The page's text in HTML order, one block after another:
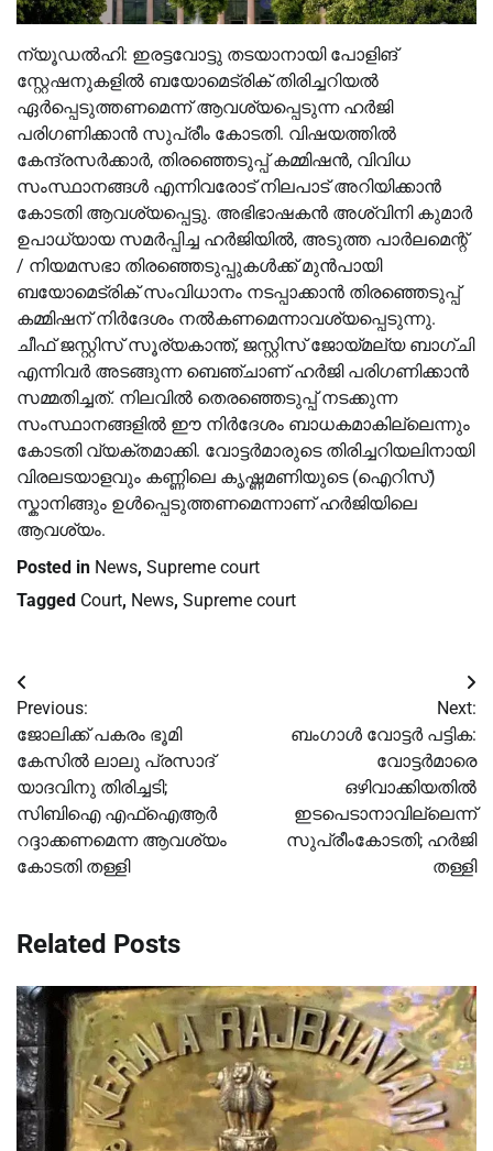
ന്യൂഡൽഹി: ഇരട്ടവോട്ടു തടയാനായി പോളിങ്
സ്റ്റേഷനുകളിൽ ബയോമെട്രിക് തിരിച്ചറിയൽ
ഏർപ്പെടുത്തണമെന്ന് ആവശ്യപ്പെടുന്ന ഹർജി
പരിഗണിക്കാൻ സുപ്രീം കോടതി. വിഷയത്തിൽ
കേന്ദ്രസർക്കാർ, തിരഞ്ഞെടുപ്പ് കമ്മിഷൻ, വിവിധ
സംസ്ഥാനങ്ങൾ എന്നിവരോട് നിലപാട് അറിയിക്കാൻ
കോടതി ആവശ്യപ്പെട്ടു. അഭിഭാഷകൻ അശ്വിനി കുമാർ
ഉപാധ്യായ സമർപ്പിച്ച ഹർജിയിൽ, അടുത്ത പാർലമെന്റ്
/ നിയമസഭാ തിരഞ്ഞെടുപ്പുകൾക്ക് മുൻപായി
ബയോമെട്രിക് സംവിധാനം നടപ്പാക്കാൻ തിരഞ്ഞെടുപ്പ്
കമ്മിഷന് നിർദേശം നൽകണമെന്നാവശ്യപ്പെടുന്നു.
ചീഫ് ജസ്റ്റിസ് സൂര്യകാന്ത്, ജസ്റ്റിസ് ജോയ്മല്യ ബാഗ്ചി
എന്നിവർ അടങ്ങുന്ന ബെഞ്ചാണ് ഹർജി പരിഗണിക്കാൻ
സമ്മതിച്ചത്. നിലവിൽ തെരഞ്ഞെടുപ്പ് നടക്കുന്ന
സംസ്ഥാനങ്ങളിൽ ഈ നിർദേശം ബാധകമാകില്ലെന്നും
കോടതി വ്യക്തമാക്കി. വോട്ടർമാരുടെ തിരിച്ചറിയലിനായി
വിരലടയാളവും കണ്ണിലെ കൃഷ്ണമണിയുടെ (ഐറിസ്)
സ്കാനിങ്ങും ഉൾപ്പെടുത്തണമെന്നാണ് ഹർജിയിലെ
ആവശ്യം.
Posted in News, Supreme court
Tagged Court, News, Supreme court
Post
navigation
Previous:
ജോലിക്ക് പകരം ഭൂമി
കേസില്‍ ലാലു പ്രസാദ്
യാദവിനു തിരിച്ചടി;
സിബിഐ എഫ്‌ഐആര്‍
റദ്ദാക്കണമെന്ന ആവശ്യം
കോടതി തള്ളി
Next:
ബംഗാൾ വോട്ടർ പട്ടിക:
വോട്ടർമാരെ
ഒഴിവാക്കിയതിൽ
ഇടപെടാനാവില്ലെന്ന്
സുപ്രീംകോടതി; ഹർജി
തള്ളി
Related Posts